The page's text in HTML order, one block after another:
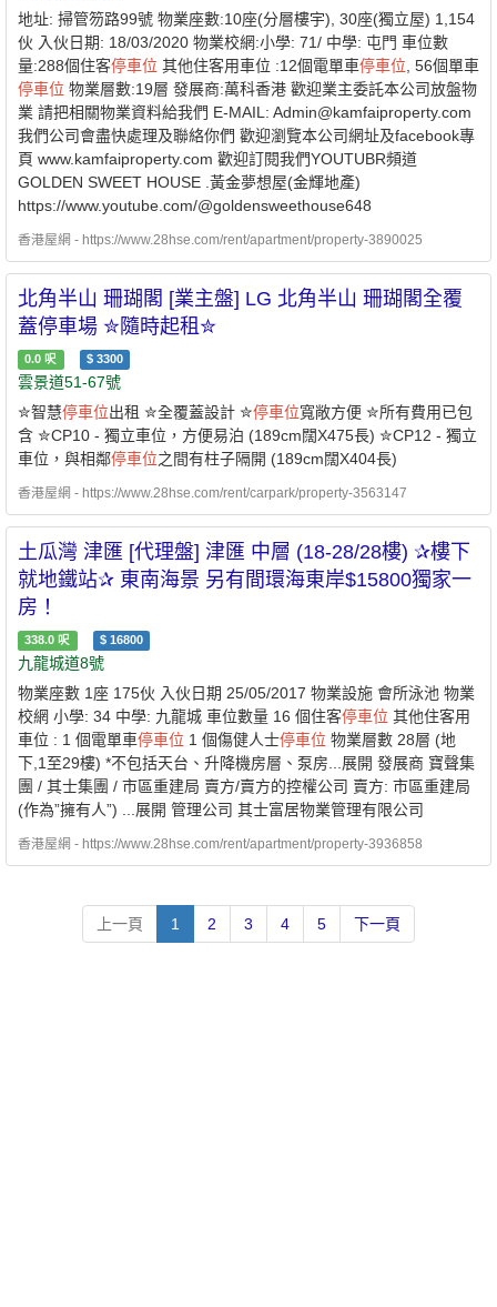
地址: 掃管笏路99號 物業座數:10座(分層樓宇), 30座(獨立屋) 1,154
伙 入伙日期: 18/03/2020 物業校網:小學: 71/ 中學: 屯門 車位數
量:288個住客停車位 其他住客用車位 :12個電單車停車位, 56個單車
停車位 物業層數:19層 發展商:萬科香港 歡迎業主委託本公司放盤物
業 請把相關物業資料給我們 E-MAIL: Admin@kamfaiproperty.com
我們公司會盡快處理及聯絡你們 歡迎瀏覽本公司網址及facebook專
頁 www.kamfaiproperty.com 歡迎訂閱我們YOUTUBR頻道
GOLDEN SWEET HOUSE .黃金夢想屋(金輝地產)
https://www.youtube.com/@goldensweethouse648
香港屋網 - https://www.28hse.com/rent/apartment/property-3890025
北角半山 珊瑚閣 [業主盤] LG 北角半山 珊瑚閣全覆
蓋停車場 ✮隨時起租✮
0.0 呎 $ 3300
雲景道51-67號
✮智慧停車位出租 ✮全覆蓋設計 ✮停車位寬敞方便 ✮所有費用已包
含 ✮CP10 - 獨立車位，方便易泊 (189cm闊X475長) ✮CP12 - 獨立
車位，與相鄰停車位之間有柱子隔開 (189cm闊X404長)
香港屋網 - https://www.28hse.com/rent/carpark/property-3563147
土瓜灣 津匯 [代理盤] 津匯 中層 (18-28/28樓) ✰樓下
就地鐵站✰ 東南海景 另有間環海東岸$15800獨家一
房！
338.0 呎 $ 16800
九龍城道8號
物業座數 1座 175伙 入伙日期 25/05/2017 物業設施 會所泳池 物業
校網 小學: 34 中學: 九龍城 車位數量 16 個住客停車位 其他住客用
車位 : 1 個電單車停車位 1 個傷健人士停車位 物業層數 28層 (地
下,1至29樓) *不包括天台、升降機房層、泵房...展開 發展商 寶聲集
團 / 其士集團 / 市區重建局 賣方/賣方的控權公司 賣方: 市區重建局
(作為”擁有人”) ...展開 管理公司 其士富居物業管理有限公司
香港屋網 - https://www.28hse.com/rent/apartment/property-3936858
上一頁 1 2 3 4 5 下一頁